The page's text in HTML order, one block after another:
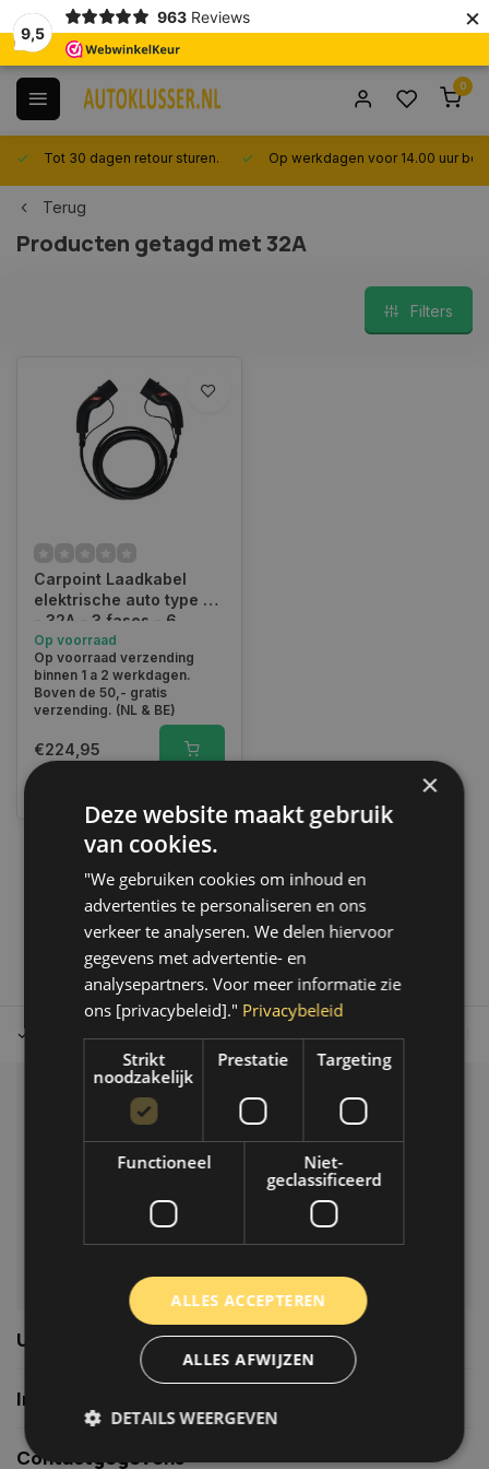
9,5
963 Reviews ×
0
Tot 30 dagen retour sturen. Op werkdagen voor 14.00 uur
Terug
Producten getagd met 32A
Filters
Carpoint Laadkabel
elektrische auto type 2
- 32A - 3 fases - 6
meter
Op voorraad
Op voorraad verzending
binnen 1 a 2 werkdagen.
Boven de 50,- gratis
verzending. (NL & BE)
€224,95
1
Tot 30 dagen retour sturen. Op werkdagen voor 14.00 uur
Klantenservice
Veelgestelde vragen
06-39119169
info@autoklusser.nl
Usefull links
Informatie
Contactgegevens
×
Deze website maakt gebruik
van cookies.
"We gebruiken cookies om inhoud en
advertenties te personaliseren en ons
verkeer te analyseren. We delen hiervoor
gegevens met advertentie- en
analysepartners. Voor meer informatie zie
ons [privacybeleid]." Privacybeleid
Strikt
noodzakelijk
Prestatie Targeting
Functioneel
Niet-
geclassificeerd
ALLES ACCEPTEREN
ALLES AFWIJZEN
DETAILS WEERGEVEN